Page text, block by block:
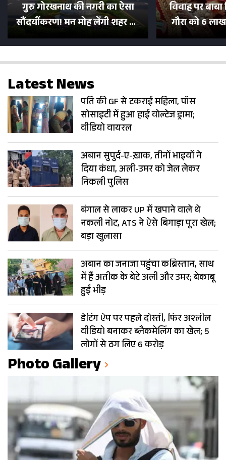
गुरु गोरखनाथ की नगरी का ऐसा
सौंदर्यीकरण! मन मोह लेंगी शहर की
सड़कें; देखें Photos
विवाह पर
गौरा को 6
500 भक्तों
Latest News
पति की GF से टकराई महिला, पॉस
सोसाइटी में हुआ हाई वोल्टेज ड्रामा;
वीडियो वायरल
अबान सुपुर्द-ए-ख़ाक, तीनों भाइयों ने
दिया कंधा, अली-उमर को जेल लेकर
निकली पुलिस
बंगाल से लाकर UP में खपाने वाले थे
नकली नोट, ATS ने ऐसे बिगाड़ा पूरा खेल;
बड़ा खुलासा
अबान का जनाजा पहुंचा कब्रिस्तान, साथ
में हैं अतीक के बेटे अली और उमर; बेकाबू
हुई भीड़
डेटिंग ऐप पर पहले दोस्ती, फिर अश्लील
वीडियो बनाकर ब्लैकमेलिंग का खेल; 5
लोगों से ठग लिए 6 करोड़
Photo Gallery